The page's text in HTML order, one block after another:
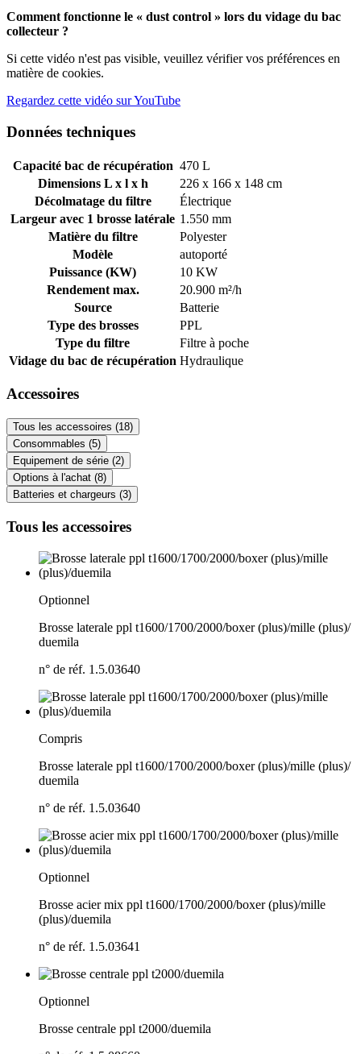
Comment fonctionne le « dust control » lors du vidage du bac
collecteur ?
Si cette vidéo n'est pas visible, veuillez vérifier vos préférences en
matière de cookies.
Regardez cette vidéo sur YouTube
Données techniques
Capacité bac de récupération 470 L
Dimensions L x l x h
226 x 166 x 148 cm
Décolmatage du filtre
Électrique
Largeur avec 1 brosse latérale 1.550 mm
Matière du filtre
Polyester
Modèle
autoporté
Puissance (KW)
10 KW
Rendement max.
20.900 m²/h
Source
Batterie
Type des brosses
PPL
Type du filtre
Filtre à poche
Vidage du bac de récupération Hydraulique
Accessoires
Tous les accessoires (18)
Consommables (5)
Equipement de série (2)
Options à l'achat (8)
Batteries et chargeurs (3)
Tous les accessoires
Optionnel
Brosse laterale ppl t1600/1700/2000/boxer (plus)/mille (plus)/
duemila
n° de réf. 1.5.03640
Compris
Brosse laterale ppl t1600/1700/2000/boxer (plus)/mille (plus)/
duemila
n° de réf. 1.5.03640
Optionnel
Brosse acier mix ppl t1600/1700/2000/boxer (plus)/mille
(plus)/duemila
n° de réf. 1.5.03641
Optionnel
Brosse centrale ppl t2000/duemila